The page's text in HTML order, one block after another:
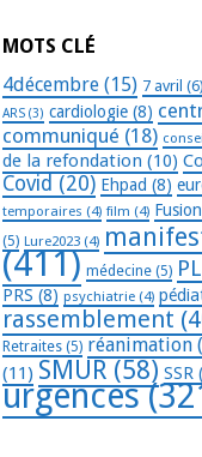
MOTS CLÉ
4décembre (15) 7 avril (6)
ARS (3) cardiologie (8)
communiqué (18)
de la refondation (10)
Covid (20) Ehpad (8)
temporaires (4) film (4) Fusion
(5) Lure2023 (4)
(411) médecine (5)
PRS (8) psychiatrie (4)
rassemblement
Retraites (5) réanimation
(11) SMUR (58) SSR
urgences